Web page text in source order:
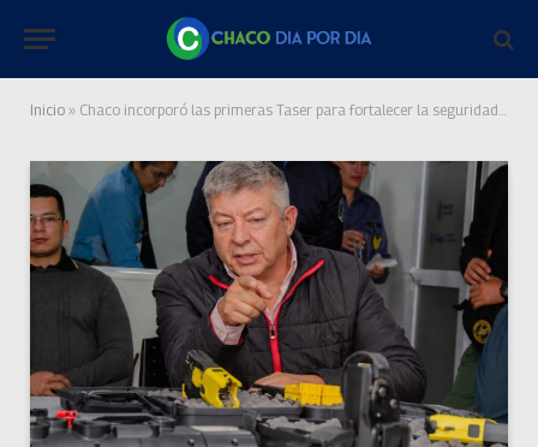
Inicio » Chaco incorporó las primeras Taser para fortalecer la seguridad y modernizar a la Policía